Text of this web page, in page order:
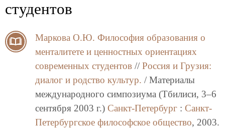
студентов
Маркова О.Ю. Философия образования о
менталитете и ценностных ориентациях
современных студентов // Россия и Грузия:
диалог и родство культур. / Материалы
международного симпозиума (Тбилиси, 3–6
сентября 2003 г.) Санкт-Петербург : Санкт-
Петербургское философское общество, 2003.